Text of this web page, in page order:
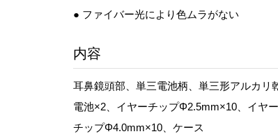
● ファイバー光により色ムラがない
内容
耳鼻鏡頭部、単三電池柄、単三形アルカリ
電池×2、イヤーチップΦ2.5mm×10、イヤー
チップΦ4.0mm×10、ケース